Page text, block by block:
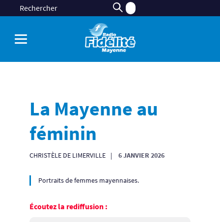
La Mayenne au
féminin
CHRISTÈLE DE LIMERVILLE 6 JANVIER 2026
Portraits de femmes mayennaises.
Écoutez la rediffusion :